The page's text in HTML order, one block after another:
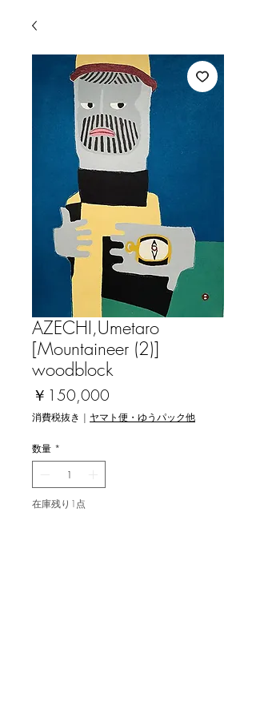
AZECHI,Umetaro
[Mountaineer (2)]
woodblock
￥150,000
格
消費税抜き | ヤマト便・ゆうパック他
数量 *
在庫残り1点